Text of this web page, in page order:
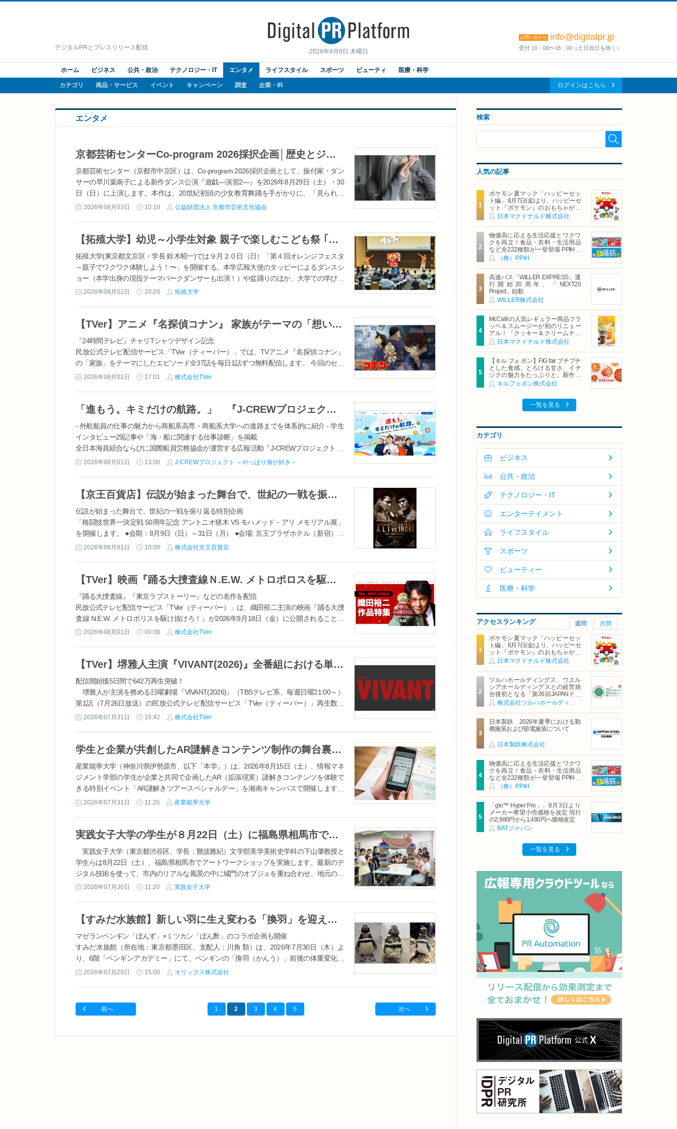
2026年8月6日 木曜日
デジタルPRとプレスリリース配信
お問い合わせ info@digitalpr.jp
受付 10：00〜18：00（土日祝日を除く）
ホーム ビジネス 公共・政治 テクノロジー・IT エンタメ ライフスタイル スポーツ ビューティ 医療・科学
カテゴリ 商品・サービス イベント キャンペーン 調査 企業・IR ログインはこちら
エンタメ
京都芸術センターCo-program 2026採択企画│歴史とジェンダーを読み解くダンス作品、早川葉南子『遊戯―演習2―』上演
京都芸術センター（京都市中京区）は、Co-program 2026採択企画として、振付家・ダン
サーの早川葉南子による新作ダンス公演『遊戯―演習2―』を2026年8月29日（土）・30
日（日）に上演します。本作は、20世紀初頭の少女教育舞踊を手がかりに、「見られる
身体」とその主体性を問い直す作品...
2026年08月03日 10:10 公益財団法人 京都市芸術文化協会
【拓殖大学】幼児～小学生対象 親子で楽しむこども祭 ｢第４回オレンジフェスタ｣を開催
拓殖大学(東京都文京区・学長 鈴木昭一)では９月２０日（日）「第４回オレンジフェスタ
～親子でワクワク体験しよう！〜」を開催する。本学広報大使のタッピーによるダンスシ
ョー（本学出身の現役テーマパークダンサーも出演！）や盆踊りのほか、大学での学びを
幼児・小学生向けにアレンジした企画ブースも用意して...
2026年08月02日 20:20 拓殖大学
【TVer】アニメ『名探偵コナン』 家族がテーマの「想い紡ぐ愛の記憶！家族セレクション」全37話を毎日1話ずつ無料配信
『24時間テレビ』チャリTシャツデザイン記念
民放公式テレビ配信サービス「TVer（ティーバー）」では、TVアニメ『名探偵コナン』
の「家族」をテーマにしたエピソード全37話を毎日1話ずつ無料配信します。 今回のセレ
クションは、今年テレビ放送30周年を迎えた『名探偵コナン』の原作者・青山剛昌先生
2026年08月01日 17:01 株式会社TVer
「進もう。キミだけの航路。」 『J-CREWプロジェクト ～やっぱり海が好き～』公式サイトをリニューアル
- 外航船員の仕事の魅力から商船系高専・商船系大学への進路までを体系的に紹介 - 学生
インタビュー29記事や「海・船に関連する仕事診断」を掲載
全日本海員組合ならびに国際船員労務協会が運営する広報活動『J-CREWプロジェクト ～
やっぱり海が好き～』は、2026年8月1日（土）、公式サイトをリニューアルしました。
2026年08月01日 13:00 J-CREWプロジェクト ～やっぱり海が好き～
【京王百貨店】伝説が始まった舞台で、世紀の一戦を振り返る特別企画「格闘技世界一決定戦 50周年記念 アントニオ猪木 VS モハメッド・アリ メモリアル展」を開催します
伝説が始まった舞台で、世紀の一戦を振り返る特別企画
「格闘技世界一決定戦 50周年記念 アントニオ猪木 VS モハメッド・アリ メモリアル展」
を開催します。 ●会期：8月9日（日）～31日（月） ●会場: 京王プラザホテル（新宿）本
館３階 アートロビー ●観覧時間：10時～20時 〈初日は12時開場〉〈最終日は15時閉場...
2026年08月01日 10:00 株式会社京王百貨店
【TVer】映画『踊る大捜査線Ｎ.E.W. メトロポロスを駆け抜けろ！』公開記念特集配信開始 織田裕二主演作品を順次無料配信
『踊る大捜査線』『東京ラブストーリー』などの名作を配信
民放公式テレビ配信サービス「TVer（ティーバー）」は、織田裕二主演の映画『踊る大捜
査線 N.E.W. メトロポリスを駆け抜けろ！』が2026年9月18日（金）に公開されることを
記念して、8月1日（土）からドラマ『踊る大捜査線』をはじめとする織田裕二主演作品
2026年08月01日 00:00 株式会社TVer
【TVer】堺雅人主演『VIVANT(2026)』全番組における単一エピソードのTVer再生数歴代最高記録を更新
配信開始後5日間で642万再生突破！
堺雅人が主演を務める日曜劇場『VIVANT(2026)』（TBSテレビ系、毎週日曜21:00～）
第1話（7月26日放送）の民放公式テレビ配信サービス「TVer（ティーバー）」再生数が
配信開始から5日間で642万（※1）を突破しました。 TVerで配信する番組は基本的に配
2026年07月31日 15:42 株式会社TVer
学生と企業が共創したAR謎解きコンテンツ制作の舞台裏に迫る産業能率大学、「AR謎解きツアースペシャルデー」を8月15日に開催～XRコンテンツ開発企業と謎解きクリエイターが語る！ 人の心を動かす"楽しい"のつくり方～
産業能率大学（神奈川県伊勢原市、以下「本学」）は、2026年8月15日（土）、情報マネ
ジメント学部の学生が企業と共同で企画したAR（拡張現実）謎解きコンテンツを体験で
きる特別イベント「AR謎解きツアースペシャルデー」を湘南キャンパスで開催します。
本イベントでは、学生が企画に携わったAR謎解き...
2026年07月31日 11:20 産業能率大学
実践女子大学の学生が８月22日（土）に福島県相馬市でアートワークショップ。江戸時代の絵図に描かれた「門」をカラフルな作品に
実践女子大学（東京都渋谷区、学長：難波雅紀）文学部美学美術史学科の下山肇教授と
学生らは8月22日（土）、福島県相馬市でアートワークショップを実施します。最新のデ
ジタル技術を使って、市内のリアルな風景の中に城門のオブジェを重ね合わせ、地元の子
供たちや市民に故郷の良さを再発見してもらおうという試...
2026年07月30日 11:20 実践女子大学
【すみだ水族館】新しい羽に生え変わる「換羽」を迎えたペンギンたちに注目! 換羽を知り、体験できる展示を7月30日より実施
マゼランペンギン「ぽんず」×ミツカン「ぽん酢」のコラボ企画も開催
すみだ水族館（所在地：東京都墨田区、支配人：川角 類）は、2026年7月30日（木）よ
り、6階「ペンギンアカデミー」にて、ペンギンの「換羽（かんう）」前後の体重変化を
体感できる展示や、「換羽」について詳しく紹介するパネル展示を実施しますのでお知ら
2026年07月29日 15:00 オリックス株式会社
前へ 1 2 3 4 5 次へ
検索
人気の記事
ポケモン夏マック「ハッピーセッ
ト編」 8月7日(金)より、ハッピーセ
ット『ポケモン』のおもちゃが期
間限定登場
日本マクドナルド株式会社
物価高に応える生活応援とワクワ
クを両立！食品・衣料・生活用品
など全222種類が一挙登場 PPIHグ
ループ「夏福袋」＆セール 8月6日
(木)より順次スタート
（株）PPIH
高速バス「WILLER EXPRESS」運
行開始20周年、「NEXT20
Project」始動
WILLER株式会社
McCaféの人気レギュラー商品フラ
ッペ＆スムージーが初のリニュー
アル！「クッキー＆クリームチョ
コフラッペ」「マンゴースムージ
ー」8月5日（水）から販売開始
日本マクドナルド株式会社
【キル フェ ボン】FIG fair プチプチ
とした食感、とろける甘さ、イチ
ジクの魅力をたっぷりと。新作を
含め、イチジク尽くしの全4種が登
場8月20日（木）スタート
キルフェボン株式会社
一覧を見る
カテゴリ
ビジネス
公共・政治
テクノロジー・IT
エンターテイメント
ライフスタイル
スポーツ
ビューティー
医療・科学
アクセスランキング 週間 月間
ポケモン夏マック「ハッピーセッ
ト編」 8月7日(金)より、ハッピーセ
ット『ポケモン』のおもちゃが期
間限定登場
日本マクドナルド株式会社
ツルハホールディングス、ウエル
シアホールディングスとの経営統
合後初となる「第26回JAPANドラ
ッグストアショー」に出展
株式会社ツルハホールディングス
日本製鉄 2026年夏季における勤
務施策および節電施策について
日本製鉄株式会社
物価高に応える生活応援とワクワ
クを両立！食品・衣料・生活用品
など全222種類が一挙登場 PPIHグ
ループ「夏福袋」＆セール 8月6日
（株）PPIH
「glo™ Hyper Pro」、8月3日より
メーカー希望小売価格を改定 現行
の2,980円から1,480円へ価格改定
BATジャパン
一覧を見る